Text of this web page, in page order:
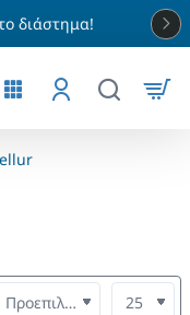
διάστημα!